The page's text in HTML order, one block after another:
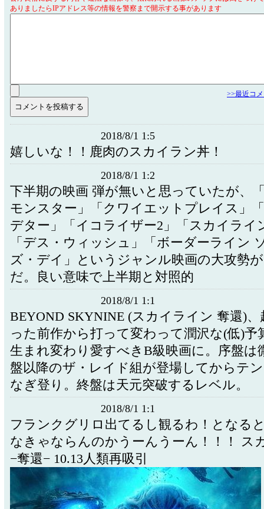
ありましたらIPアドレス等の情報を警察まで開示する事があります
>>最近コ
2018/8/1 1:5
嬉しいな！！鹿肉のスカイラン丼！
2018/8/1 1:2
下半期の映画 弾が無いと思っていたが、
モンスター」「クワイエットプレイス」
デター」「イコライザー2」「スカイライ
「デス・ウィッシュ」「ボーダーライン
ズ・デイ」というジャンル映画の大攻勢
だ。良い意味で上半期と対照的
2018/8/1 1:1
BEYOND SKYNINE (スカイライン 奪還)、
った前作から打って変わって潤沢な(低)予
生まれ変わり愛すべきB級映画に。序盤は
盤以降のザ・レイド組が登場してからテ
なぎ登り。終盤は天元突破するレベル。
2018/8/1 1:1
フランクグリロ出てるし観るわ！となる
なきゃならんのかうーんうーん！！！ ス
−奪還− 10.13人類再吸引